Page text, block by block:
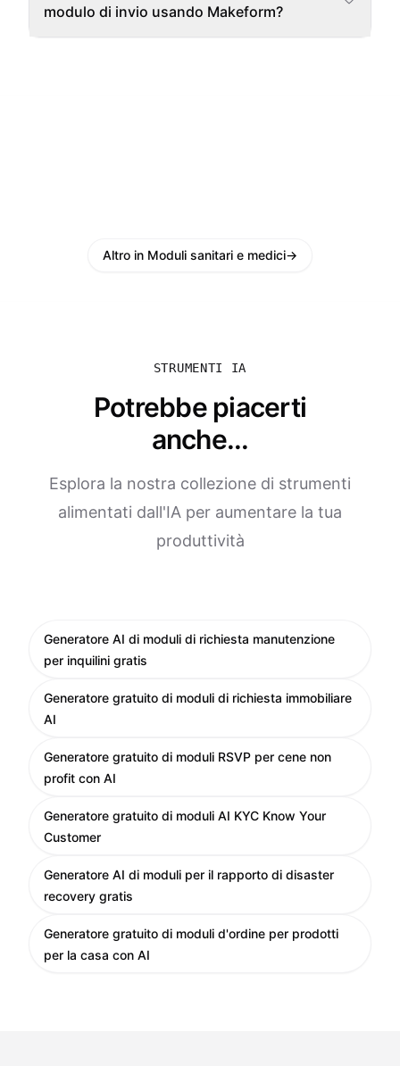
modulo di invio usando Makeform?
Altro in Moduli sanitari e medici→
STRUMENTI IA
Potrebbe piacerti
anche...
Esplora la nostra collezione di strumenti
alimentati dall'IA per aumentare la tua
produttività
Generatore AI di moduli di richiesta manutenzione
per inquilini gratis
Generatore gratuito di moduli di richiesta immobiliare
AI
Generatore gratuito di moduli RSVP per cene non
profit con AI
Generatore gratuito di moduli AI KYC Know Your
Customer
Generatore AI di moduli per il rapporto di disaster
recovery gratis
Generatore gratuito di moduli d'ordine per prodotti
per la casa con AI